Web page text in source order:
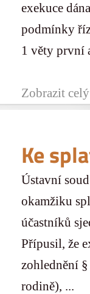
exekuce
podmínky
1 věty první
Zobrazit
Ke
Ústavní
okamžiku
účastníků
Přípusil, že
zohlednění
rodině), ...